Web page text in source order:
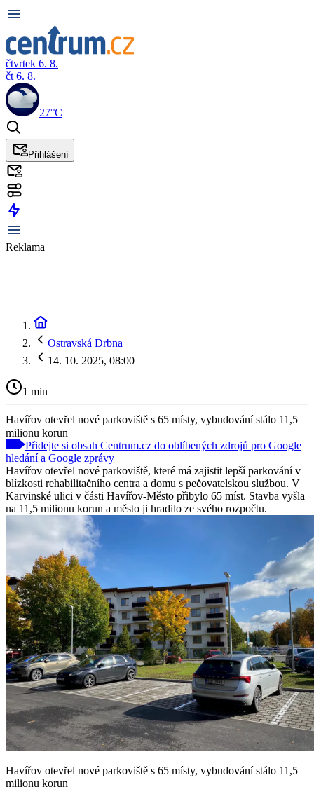
čtvrtek 6. 8.
čt 6. 8.
27°C
Přihlášení
Reklama
Ostravská Drbna
14. 10. 2025, 08:00
1 min
Havířov otevřel nové parkoviště s 65 místy, vybudování stálo 11,5
milionu korun
Přidejte si obsah Centrum.cz do oblíbených zdrojů pro Google
hledání a Google zprávy
Havířov otevřel nové parkoviště, které má zajistit lepší parkování v
blízkosti rehabilitačního centra a domu s pečovatelskou službou. V
Karvinské ulici v části Havířov-Město přibylo 65 míst. Stavba vyšla
na 11,5 milionu korun a město ji hradilo ze svého rozpočtu.
Havířov otevřel nové parkoviště s 65 místy, vybudování stálo 11,5
milionu korun